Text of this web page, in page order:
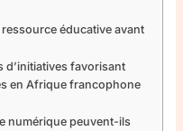
éducative avant
d’initiatives favorisant
en Afrique francophone
numérique peuvent-ils